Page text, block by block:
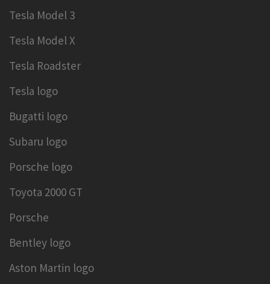
Tesla Model 3
Tesla Model X
Tesla Roadster
Tesla logo
Bugatti logo
Subaru logo
Porsche logo
Toyota 2000 GT
Porsche
Bentley logo
Aston Martin logo